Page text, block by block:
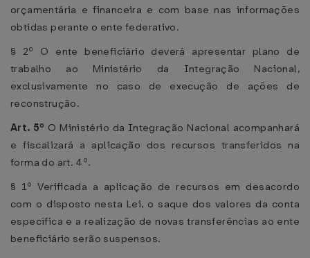
orçamentária e financeira e com base nas informações
obtidas perante o ente federativo.
§ 2º O ente beneficiário deverá apresentar plano de
trabalho ao Ministério da Integração Nacional,
exclusivamente no caso de execução de ações de
reconstrução.
Art. 5º O Ministério da Integração Nacional acompanhará
e fiscalizará a aplicação dos recursos transferidos na
forma do art. 4º.
§ 1º Verificada a aplicação de recursos em desacordo
com o disposto nesta Lei, o saque dos valores da conta
específica e a realização de novas transferências ao ente
beneficiário serão suspensos.